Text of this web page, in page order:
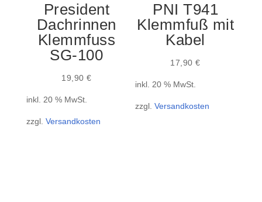
President
Dachrinnen
Klemmfuss
SG-100
19,90€
inkl. 20 % MwSt.
zzgl. Versandkosten
PNI T941
Klemmfuß mit
Kabel
17,90€
inkl. 20 % MwSt.
zzgl.Versandkosten